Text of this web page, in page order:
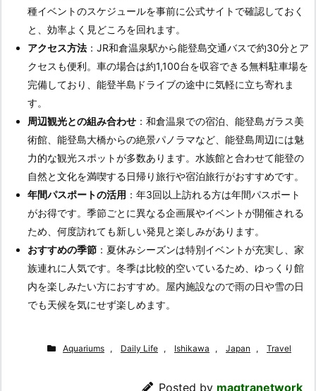
種イベントのスケジュールを事前に公式サイトで確認しておく
と、効率よく見どころを回れます。
アクセス方法 ：JR和倉温泉駅から能登島交通バスで約30分とア
クセスも便利。車の場合は約1,100台を収容できる無料駐車場を
完備しており、能登半島ドライブの途中に気軽に立ち寄れま
す。
周辺観光との組み合わせ ：和倉温泉での宿泊、能登島ガラス美
術館、能登島大橋からの絶景パノラマなど、能登島周辺には魅
力的な観光スポットが多数あります。水族館と合わせて能登の
自然と文化を満喫する日帰り旅行や宿泊旅行がおすすめです。
年間パスポートの活用 ：年3回以上訪れる方は年間パスポート
がお得です。季節ごとに異なる企画展やイベントが開催される
ため、何度訪れても新しい発見と楽しみがあります。
おすすめの季節 ：夏休みシーズンは特別イベントが充実し、家
族連れに人気です。冬季は比較的空いているため、ゆっくり館
内を楽しみたい方におすすめ。屋内施設なので雨の日や雪の日
でも天候を気にせず楽しめます。
Aquariums , Daily Life , Ishikawa , Japan , Travel
Posted by magtranetwork